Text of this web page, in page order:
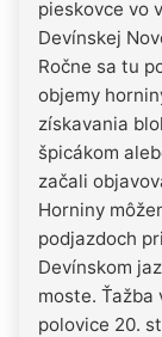
pieskovce vo
Devínskej
Ročne sa tu
objemy
získavania
špicákom
začali
Horniny
podjazdoch
Devínskom
moste. Ťažba
polovice 20.